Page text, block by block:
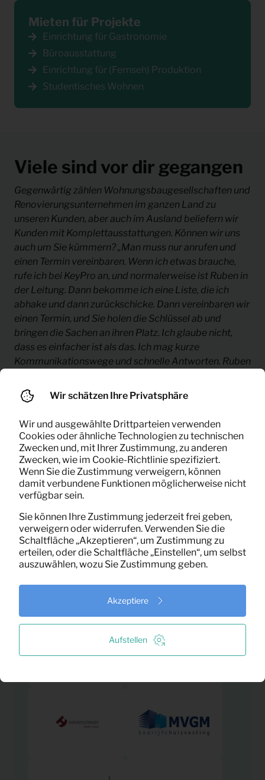
Mieten für Projekte
Einrichtung für Gastronomie
Büroausstattung
Einrichtung für (Fernseh) Produktion
Studentisches Wohnen
Viele sind vor dir gegangen
Gegenwärtig zählen Wohnungsbaugesellschaften und
Renovierungsunternehmen im ganzen Land zu
unseren Kunden, aber auch im Ausland beliefern wir
Kunden mit Komplettausstattungen. Können wir uns
auch um Sie kümmern? „Man muss nur anrufen und
einen Termin vereinbaren. Wenn ich etwas brauche,
rufe ich bei KeyPro an, und normalerweise ist Ruben in
der Leitung. Dann bekomme ich eine Liste, die ich
abhake und dann zurückschicke. Dann vereinbaren wir
einen Termin, und Sie holen die Schlüssel ab und
bringen die Sachen an ihren Platz. Ich glaube nicht,
dass es einfacher ist als das. Ich mag kurze
Kommunikationswege und schnelle Antworten. Ruben
kann ich auch morgen machen“. Sie versuchen immer,
etwas zu arrangieren. Ich finde, ihr seid sehr flexibel.
– Victor Weisenbach
Nachbarschaftskoordinator Nijestee
Wir schätzen Ihre Privatsphäre
Wir und ausgewählte Drittparteien verwenden
Cookies oder ähnliche Technologien zu technischen
Zwecken und, mit Ihrer Zustimmung, zu anderen
Zwecken, wie im Cookie-Richtlinie spezifiziert.
Wenn Sie die Zustimmung verweigern, können
damit verbundene Funktionen möglicherweise nicht
verfügbar sein.
Sie können Ihre Zustimmung jederzeit frei geben,
verweigern oder widerrufen. Verwenden Sie die
Schaltfläche „Akzeptieren“, um Zustimmung zu
erteilen, oder die Schaltfläche „Einstellen“, um selbst
auszuwählen, wozu Sie Zustimmung geben.
Aufstellen
Akzeptiere